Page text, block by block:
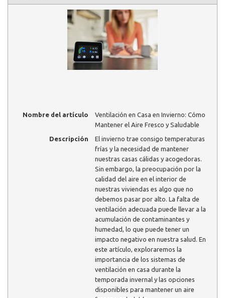
Nombre del artículo
Ventilación en Casa en Invierno: Cómo
Mantener el Aire Fresco y Saludable
Descripción
El invierno trae consigo temperaturas
frías y la necesidad de mantener
nuestras casas cálidas y acogedoras.
Sin embargo, la preocupación por la
calidad del aire en el interior de
nuestras viviendas es algo que no
debemos pasar por alto. La falta de
ventilación adecuada puede llevar a la
acumulación de contaminantes y
humedad, lo que puede tener un
impacto negativo en nuestra salud. En
este artículo, exploraremos la
importancia de los sistemas de
ventilación en casa durante la
temporada invernal y las opciones
disponibles para mantener un aire